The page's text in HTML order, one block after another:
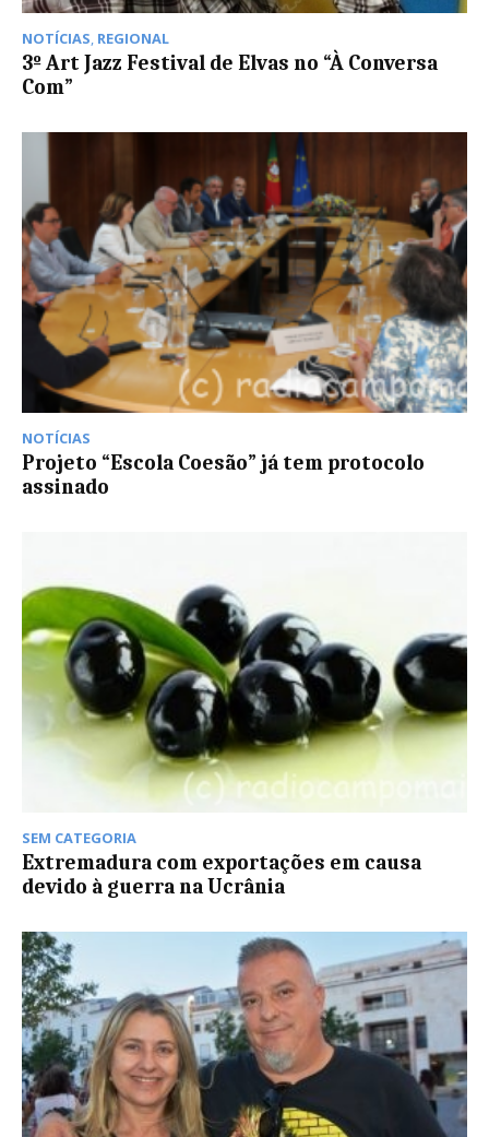
NOTÍCIAS, REGIONAL
3º Art Jazz Festival de Elvas no “À Conversa
Com”
NOTÍCIAS
Projeto “Escola Coesão” já tem protocolo
assinado
SEM CATEGORIA
Extremadura com exportações em causa
devido à guerra na Ucrânia